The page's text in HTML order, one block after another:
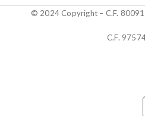
© 2024 Copyright – C.F.
C.F.